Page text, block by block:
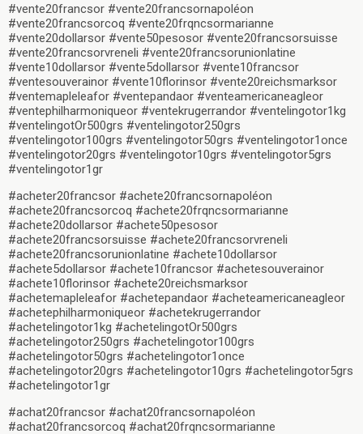
#vente20francsor #vente20francsornapoléon
#vente20francsorcoq #vente20frqncsormarianne
#vente20dollarsor #vente50pesosor #vente20francsorsuisse
#vente20francsorvreneli #vente20francsorunionlatine
#vente10dollarsor #vente5dollarsor #vente10francsor
#ventesouverainor #vente10florinsor #vente20reichsmarksor
#ventemapleleafor #ventepandaor #venteamericaneagleor
#ventephilharmoniqueor #ventekrugerrandor #ventelingotor1kg
#ventelingotOr500grs #ventelingotor250grs
#ventelingotor100grs #ventelingotor50grs #ventelingotor1once
#ventelingotor20grs #ventelingotor10grs #ventelingotor5grs
#ventelingotor1gr
#acheter20francsor #achete20francsornapoléon
#achete20francsorcoq #achete20frqncsormarianne
#achete20dollarsor #achete50pesosor
#achete20francsorsuisse #achete20francsorvreneli
#achete20francsorunionlatine #achete10dollarsor
#achete5dollarsor #achete10francsor #achetesouverainor
#achete10florinsor #achete20reichsmarksor
#achetemapleleafor #achetepandaor #acheteamericaneagleor
#achetephilharmoniqueor #achetekrugerrandor
#achetelingotor1kg #achetelingotOr500grs
#achetelingotor250grs #achetelingotor100grs
#achetelingotor50grs #achetelingotor1once
#achetelingotor20grs #achetelingotor10grs #achetelingotor5grs
#achetelingotor1gr
#achat20francsor #achat20francsornapoléon
#achat20francsorcoq #achat20frqncsormarianne